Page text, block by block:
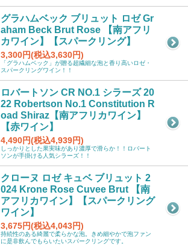
グラハムベック ブリュット ロゼ Gr
aham Beck Brut Rose 【南アフリ
カワイン】【スパークリング】
3,300円(税込3,630円)
「グラハムベック」が贈る超繊細な泡と香り高いロゼ・
スパークリングワイン！！
ロバートソン CR NO.1 シラーズ 20
22 Robertson No.1 Constitution R
oad Shiraz【南アフリカワイン】
【赤ワイン】
4,490円(税込4,939円)
しっかりとした果実味があり濃厚で滑らか！！ロバート
ソンが手掛ける人気シラーズ！！
クローヌ ロゼ キュベ ブリュット 2
024 Krone Rose Cuvee Brut 【南
アフリカワイン】【スパークリング
ワイン】
3,675円(税込4,043円)
持続性のある綺麗で柔らかな泡。きめ細やかで泡ファン
に是非飲んでもらいたいスパークリングです。